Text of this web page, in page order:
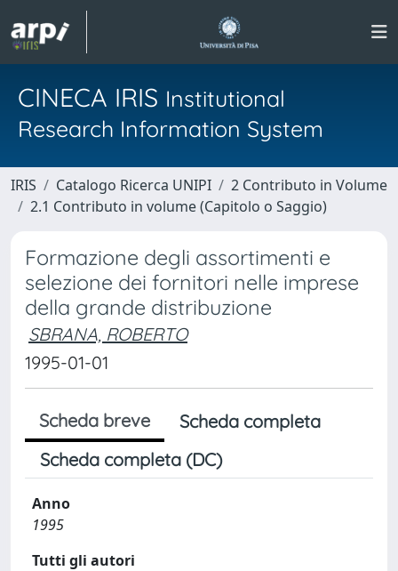
CINECA IRIS Institutional
Research Information System
IRIS Catalogo Ricerca UNIPI
2 Contributo in Volume
2.1 Contributo in volume (Capitolo o Saggio)
Formazione degli assortimenti e
selezione dei fornitori nelle imprese
della grande distribuzione
SBRANA, ROBERTO
1995-01-01
Scheda breve
Scheda completa
Scheda completa (DC)
Anno
1995
Tutti gli autori